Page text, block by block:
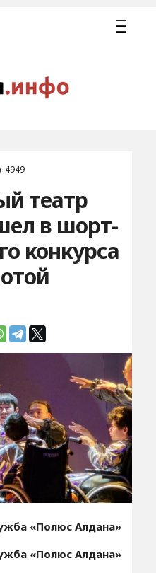
4949
театр
в шорт-
конкурса
«Полюс Алдана»
«Полюс Алдана»